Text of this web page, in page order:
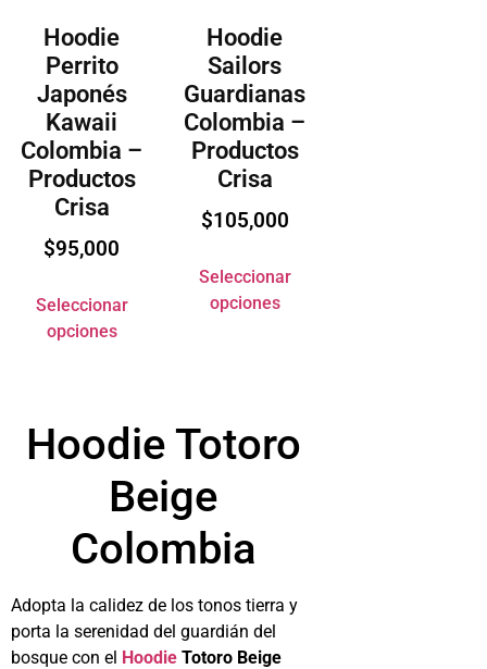
Hoodie
Perrito
Japonés
Kawaii
Colombia –
Productos
Crisa
$95,000
Seleccionar
opciones
Hoodie
Sailors
Guardianas
Colombia –
Productos
Crisa
$105,000
Seleccionar
opciones
Hoodie Totoro
Beige
Colombia
Adopta la calidez de los tonos tierra y
porta la serenidad del guardián del
bosque con el Hoodie Totoro Beige